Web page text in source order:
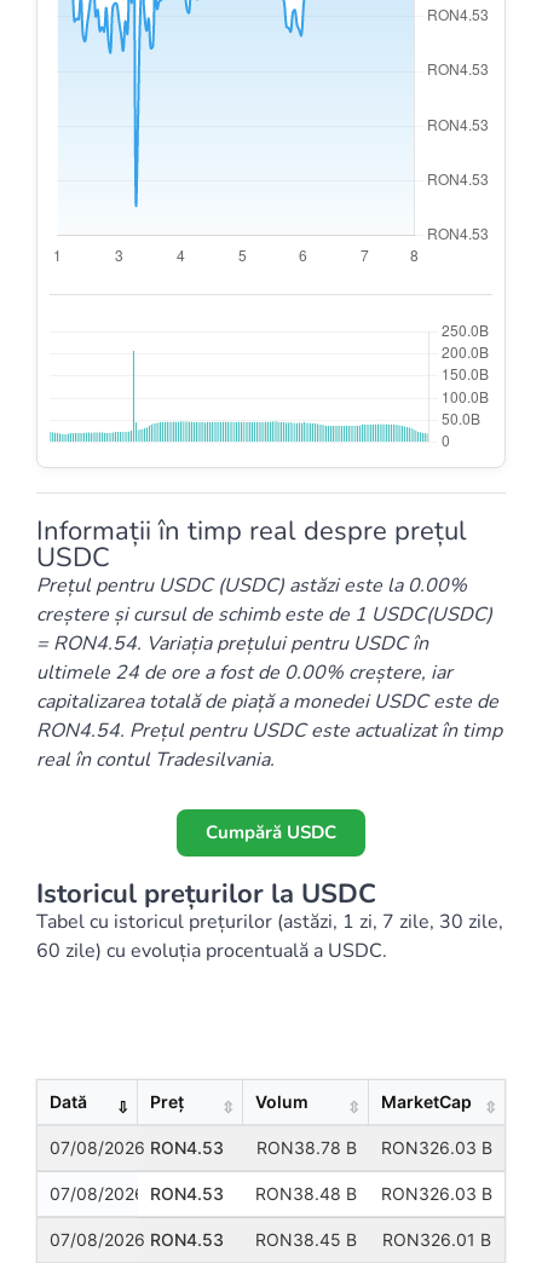
Informații în timp real despre prețul
USDC
Prețul pentru USDC (USDC) astăzi este la 0.00%
creștere și cursul de schimb este de 1 USDC(USDC)
= RON4.54. Variația prețului pentru USDC în
ultimele 24 de ore a fost de 0.00% creștere, iar
capitalizarea totală de piață a monedei USDC este de
RON4.54. Prețul pentru USDC este actualizat în timp
real în contul Tradesilvania.
Cumpără USDC
Istoricul prețurilor la USDC
Tabel cu istoricul prețurilor (astăzi, 1 zi, 7 zile, 30 zile,
60 zile) cu evoluția procentuală a USDC.
Dată Preț Volum MarketCap
07/08/2026 RON4.53 RON38.78 B RON326.03 B
07/08/2026 RON4.53 RON38.48 B RON326.03 B
07/08/2026 RON4.53 RON38.45 B RON326.01 B